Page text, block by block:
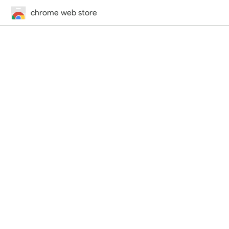
chrome web store